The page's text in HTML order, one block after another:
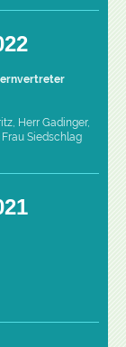
Herr Gadinger,
Siedschlag